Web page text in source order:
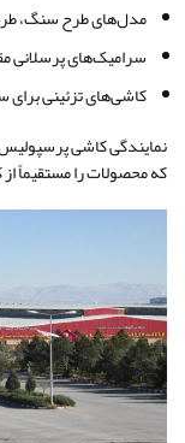
مدل‌های طرح سنگ،
سرامیک‌های پرسلانی
کاشی‌های تزئینی
نمایندگی کاشی
که محصولات را مستقیماً